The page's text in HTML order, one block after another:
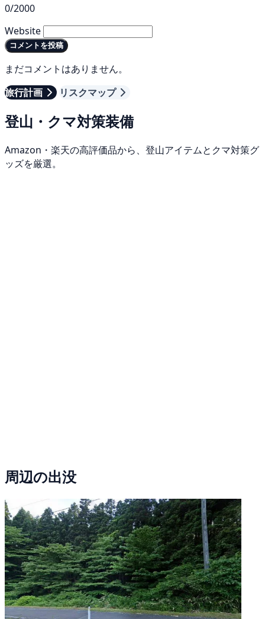
0/2000
Website
コメントを投稿
まだコメントはありません。
旅行計画
リスクマップ
登山・クマ対策装備
Amazon・楽天の高評価品から、登山アイテムとクマ対策グ
ッズを厳選。
周辺の出没